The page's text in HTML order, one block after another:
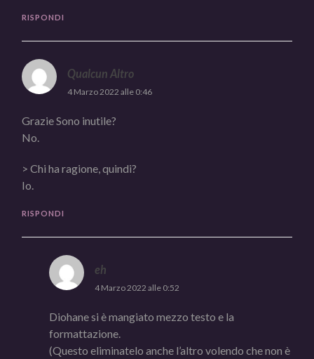
RISPONDI
Qualcun Altro
4 Marzo 2022 alle 0:46
Grazie Sono inutile?
No.
> Chi ha ragione, quindi?
Io.
RISPONDI
eh
4 Marzo 2022 alle 0:52
Diohane si è mangiato mezzo testo e la
formattazione.
(Questo eliminatelo anche l’altro volendo che non è